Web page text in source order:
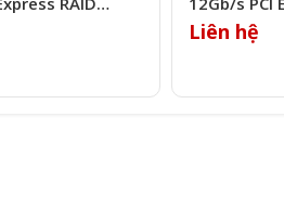
Controller
Liên hệ